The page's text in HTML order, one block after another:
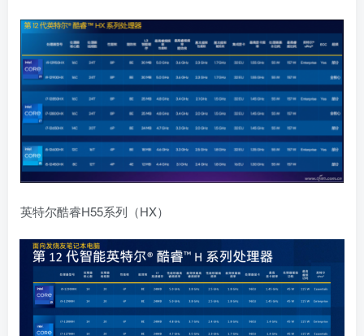
英特尔酷睿H55系列（HX）